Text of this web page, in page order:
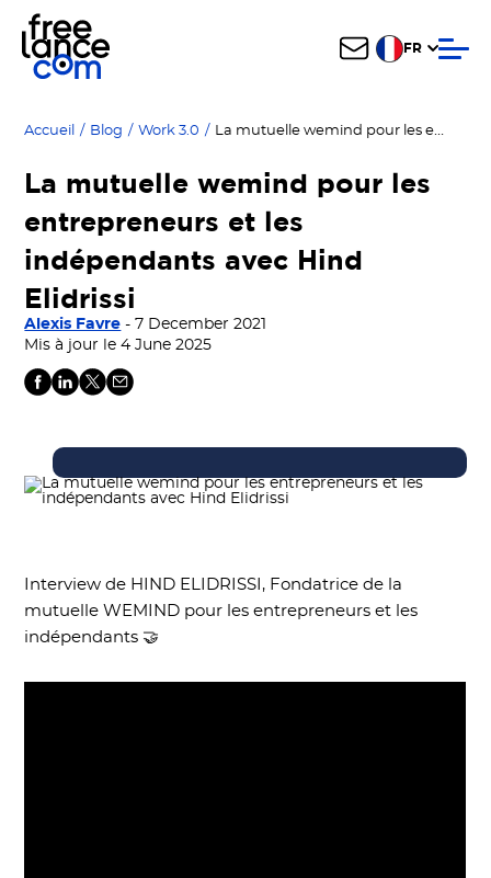
FR
Accueil / Blog / Work 3.0 / La mutuelle wemind pour les entrepreneurs et les indépendants avec Hind Elidrissi
La mutuelle wemind pour les
entrepreneurs et les
indépendants avec Hind
Elidrissi
Alexis Favre - 7 December 2021
Mis à jour le 4 June 2025
Interview de HIND ELIDRISSI, Fondatrice de la
mutuelle WEMIND pour les entrepreneurs et les
indépendants 🤝